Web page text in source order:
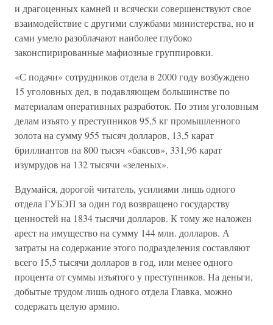
и драгоценных камней и всячески совершенствуют свое
взаимодействие с другими службами министерства, но и
сами умело разоблачают наиболее глубоко
законспирированные мафиозные группировки.
«С подачи» сотрудников отдела в 2000 году возбуждено
15 уголовных дел, в подавляющем большинстве по
материалам оперативных разработок. По этим уголовным
делам изъято у преступников 95,5 кг промышленного
золота на сумму 955 тысяч долларов, 13,5 карат
бриллиантов на 800 тысяч «баксов», 331,96 карат
изумрудов на 132 тысячи «зеленых».
Вдумайся, дорогой читатель, усилиями лишь одного
отдела ГУБЭП за один год возвращено государству
ценностей на 1834 тысячи долларов. К тому же наложен
арест на имущество на сумму 144 млн. долларов. А
затраты на содержание этого подразделения составляют
всего 15,5 тысячи долларов в год, или менее одного
процента от суммы изъятого у преступников. На деньги,
добытые трудом лишь одного отдела Главка, можно
содержать целую армию.